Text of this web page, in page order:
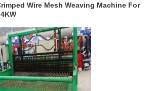
Wire Mesh Weaving Machine For